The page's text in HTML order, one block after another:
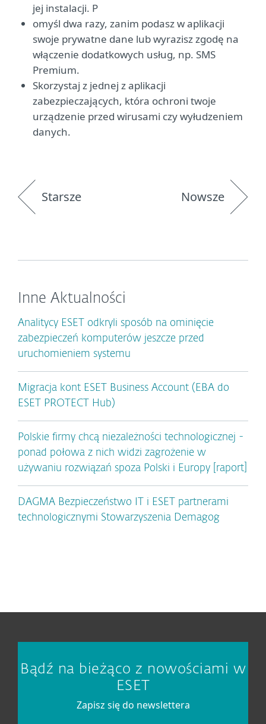
jej instalacji. P
omyśl dwa razy, zanim podasz w aplikacji
swoje prywatne dane lub wyrazisz zgodę na
włączenie dodatkowych usług, np. SMS
Premium.
Skorzystaj z jednej z aplikacji
zabezpieczających, która ochroni twoje
urządzenie przed wirusami czy wyłudzeniem
danych.
Starsze Nowsze
Inne Aktualności
Analitycy ESET odkryli sposób na ominięcie
zabezpieczeń komputerów jeszcze przed
uruchomieniem systemu
Migracja kont ESET Business Account (EBA do
ESET PROTECT Hub)
Polskie firmy chcą niezależności technologicznej -
ponad połowa z nich widzi zagrożenie w
używaniu rozwiązań spoza Polski i Europy [raport]
DAGMA Bezpieczeństwo IT i ESET partnerami
technologicznymi Stowarzyszenia Demagog